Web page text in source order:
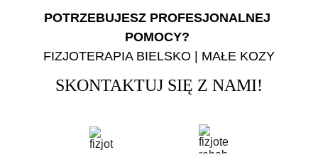
POTRZEBUJESZ PROFESJONALNEJ
POMOCY?
FIZJOTERAPIA BIELSKO | MAŁE KOZY
SKONTAKTUJ SIĘ Z NAMI!